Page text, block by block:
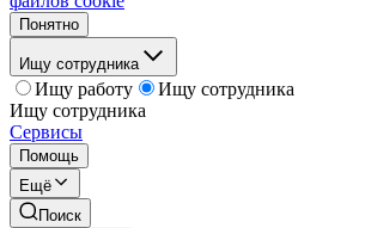
Понятно
Ищу сотрудника
Ищу работу
Ищу сотрудника
Ищу сотрудника
Сервисы
Помощь
Ещё
Поиск